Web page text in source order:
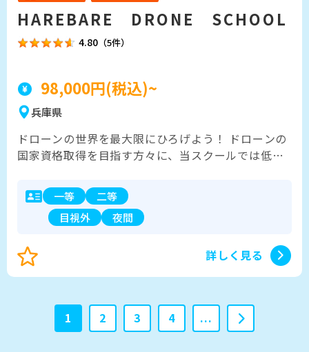
HAREBARE DRONE SCHOOL
4.80 （5件）
98,000円(税込)~
兵庫県
ドローンの世界を最大限にひろげよう！ ドローンの
国家資格取得を目指す方々に、当スクールでは低料
徒おひとり様のニーズやスケジュールに応じて、柔
軟な講習スタイルを提案し、効率的な学習をサポー
トします。講習内容は、基本的な操縦技術から法律
経験豊富なインストラクターが親切丁寧に指導し、
資格取得に向けた安心のバックアップ体制を整えて
ェッショナルとしての第一歩を踏み出しましょう。
一等
二等
目視外
夜間
詳しく見る
1 2 3 4 ...